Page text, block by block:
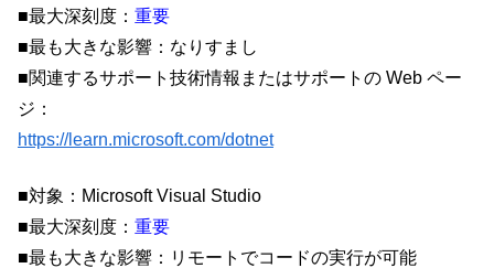
■最大深刻度： 重要
■最も大きな影響：なりすまし
■関連するサポート技術情報またはサポートの Web ペー
ジ：
https://learn.microsoft.com/dotnet
■対象：Microsoft Visual Studio
■最大深刻度： 重要
■最も大きな影響：リモートでコードの実行が可能